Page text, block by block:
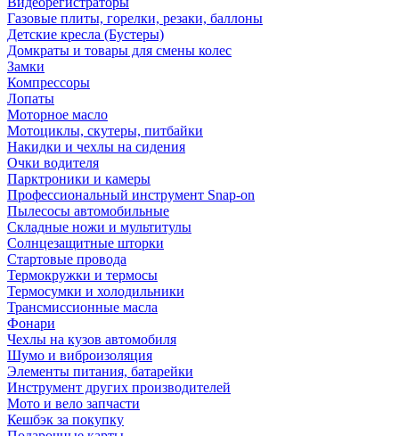
Газовые плиты, горелки, резаки, баллоны
Детские кресла (Бустеры)
Домкраты и товары для смены колес
Замки
Компрессоры
Лопаты
Моторное масло
Мотоциклы, скутеры, питбайки
Накидки и чехлы на сидения
Очки водителя
Парктроники и камеры
Профессиональный инструмент Snap-on
Пылесосы автомобильные
Складные ножи и мультитулы
Солнцезащитные шторки
Стартовые провода
Термокружки и термосы
Термосумки и холодильники
Трансмиссионные масла
Фонари
Чехлы на кузов автомобиля
Шумо и виброизоляция
Элементы питания, батарейки
Инструмент других производителей
Мото и вело запчасти
Кешбэк за покупку